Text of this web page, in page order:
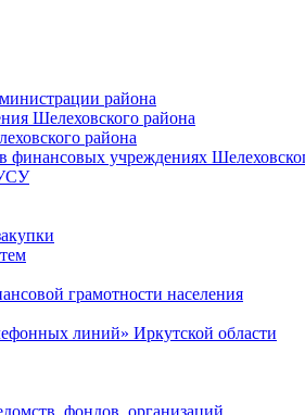
района
Шелеховского района
района
финансовых учреждениях
грамотности населения
линий» Иркутской области
фондов, организаций